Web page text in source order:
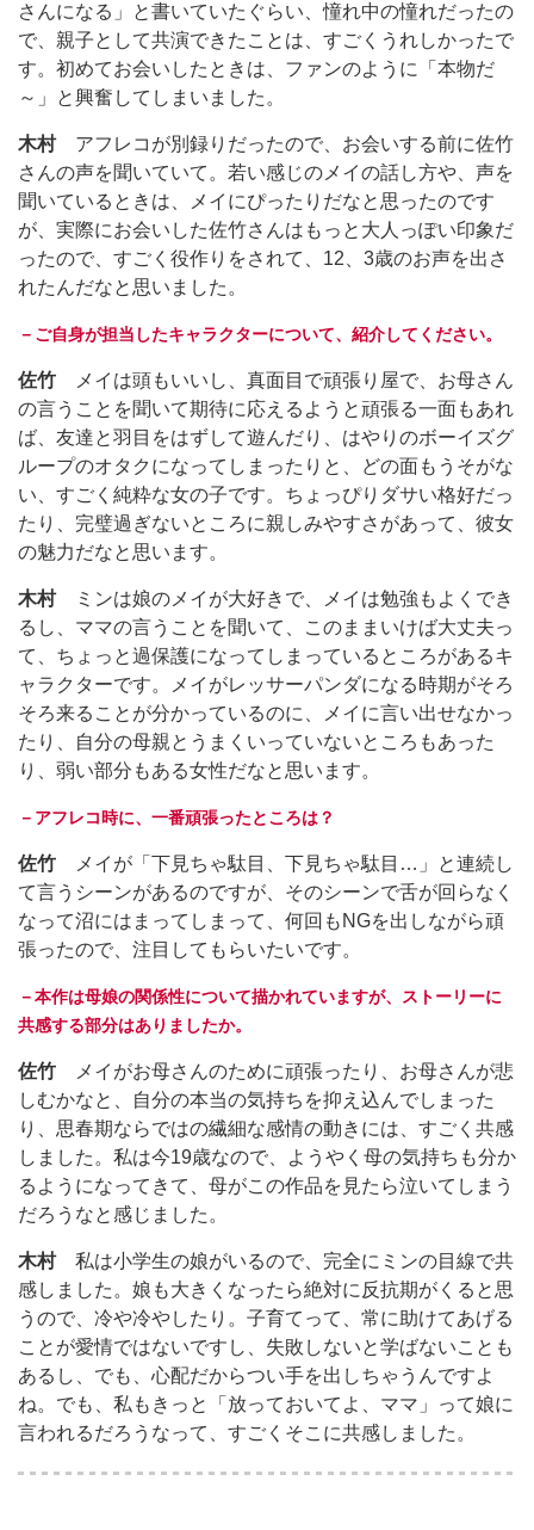
さんになる」と書いていたぐらい、憧れ中の憧れだったの
で、親子として共演できたことは、すごくうれしかったで
す。初めてお会いしたときは、ファンのように「本物だ
～」と興奮してしまいました。
木村アフレコが別録りだったので、お会いする前に佐竹
さんの声を聞いていて。若い感じのメイの話し方や、声を
聞いているときは、メイにぴったりだなと思ったのです
が、実際にお会いした佐竹さんはもっと大人っぽい印象だ
ったので、すごく役作りをされて、12、3歳のお声を出さ
れたんだなと思いました。
－ご自身が担当したキャラクターについて、紹介してください。
佐竹 メイは頭もいいし、真面目で頑張り屋で、お母さん
の言うことを聞いて期待に応えるようと頑張る一面もあれ
ば、友達と羽目をはずして遊んだり、はやりのボーイズグ
ループのオタクになってしまったりと、どの面もうそがな
い、すごく純粋な女の子です。ちょっぴりダサい格好だっ
たり、完璧過ぎないところに親しみやすさがあって、彼女
の魅力だなと思います。
木村ミンは娘のメイが大好きで、メイは勉強もよくでき
るし、ママの言うことを聞いて、このままいけば大丈夫っ
て、ちょっと過保護になってしまっているところがあるキ
ャラクターです。メイがレッサーパンダになる時期がそろ
そろ来ることが分かっているのに、メイに言い出せなかっ
たり、自分の母親とうまくいっていないところもあった
り、弱い部分もある女性だなと思います。
－アフレコ時に、一番頑張ったところは？
佐竹 メイが「下見ちゃ駄目、下見ちゃ駄目…」と連続し
て言うシーンがあるのですが、そのシーンで舌が回らなく
なって沼にはまってしまって、何回もNGを出しながら頑
張ったので、注目してもらいたいです。
－本作は母娘の関係性について描かれていますが、ストーリーに
共感する部分はありましたか。
佐竹 メイがお母さんのために頑張ったり、お母さんが悲
しむかなと、自分の本当の気持ちを抑え込んでしまった
り、思春期ならではの繊細な感情の動きには、すごく共感
しました。私は今19歳なので、ようやく母の気持ちも分か
るようになってきて、母がこの作品を見たら泣いてしまう
だろうなと感じました。
木村私は小学生の娘がいるので、完全にミンの目線で共
感しました。娘も大きくなったら絶対に反抗期がくると思
うので、冷や冷やしたり。子育てって、常に助けてあげる
ことが愛情ではないですし、失敗しないと学ばないことも
あるし、でも、心配だからつい手を出しちゃうんですよ
ね。でも、私もきっと「放っておいてよ、ママ」って娘に
言われるだろうなって、すごくそこに共感しました。